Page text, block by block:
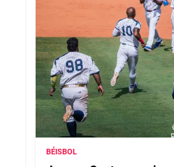
BÉISBOL